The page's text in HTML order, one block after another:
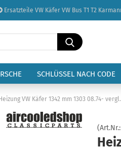
Ersatzteile VW Käfer VW Bus T1 T2
Sprache auswählen
Lieferland
Suche...
SCHLÜSSEL NACH CODE
VW Käfer 1342 mm 1303 08.74- vergl.